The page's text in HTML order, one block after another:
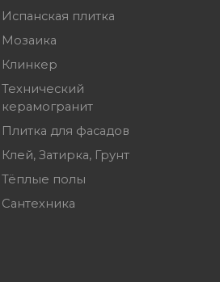
Испанская плитка
Мозаика
Клинкер
Технический
керамогранит
Плитка для фасадов
Клей, Затирка, Грунт
Тёплые полы
Сантехника